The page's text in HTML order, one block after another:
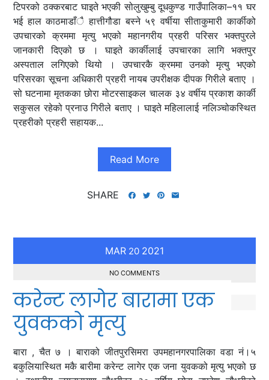
टिपरको ठक्करबाट घाइते भएकी सोलुखुम्बु दूधकुण्ड गाउँपालिका–११ घर
भई हाल काठमाडाँै हात्तीगौडा बस्ने ५९ वर्षीया सीताकुमारी कार्कीको
उपचारको क्रममा मृत्यु भएको महानगरीय प्रहरी परिसर भक्तपुरले
जानकारी दिएको छ । घाइते कार्कीलाई उपचारका लागि भक्तपुर
अस्पताल लगिएको थियो । उपचारकै क्रममा उनको मृत्यु भएको
परिसरका सूचना अधिकारी प्रहरी नायब उपरीक्षक दीपक गिरीले बताए ।
सो घटनामा मृतकका छोरा मोटरसाइकल चालक ३४ वर्षीय प्रकाश कार्की
सकुसल रहेको प्रनाउ गिरीले बताए । घाइते महिलालाई नलिञ्चोकस्थित
प्रहरीको प्रहरी सहायक...
Read More
SHARE
MAR 20 2021
NO COMMENTS
करेन्ट लागेर बारामा एक
युवकको मृत्यु
बारा , चैत ७ । बाराको जीतपुरसिमरा उपमहानगरपालिका वडा नं।५
बकुलियास्थित मकै बारीमा करेन्ट लागेर एक जना युवकको मृत्यु भएको छ